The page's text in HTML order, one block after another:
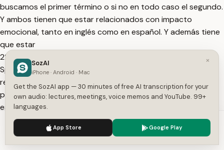
buscamos el primer término o si no en todo caso el segundo.
Y ambos tienen que estar relacionados con impacto
emocional, tanto en inglés como en español. Y además tiene
que estar
22:00
Speaker A
relacionado con eh escuela, ¿no? Ahora les voy a explicar
para qué sirve esto, ¿no? De repente parece un poco chino
esto, pero en realidad es práctico.
22:11
Speaker A
Miren, vamos a ingresar, vamos a ingresar Scopus. Ya, si
We use cookies to enhance your experience.
×
SozAI
iPhone · Android · Mac
Get the SozAI app — 30 minutes of free AI transcription for your
own audio: lectures, meetings, voice memos and YouTube. 99+
languages.
App Store Google Play